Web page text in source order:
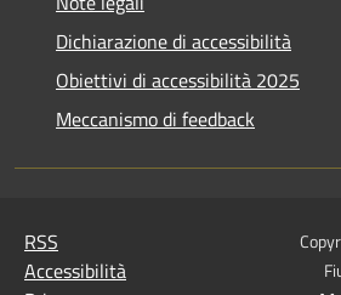
Dichiarazione di accessibilità
Obiettivi di accessibilità 2025
Meccanismo di feedback
RSS
Accessibilità